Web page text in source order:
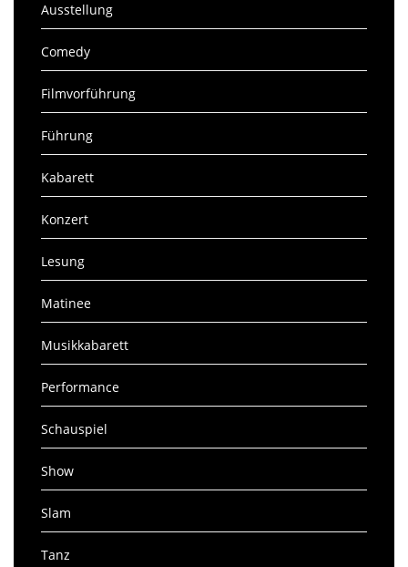
Ausstellung
Comedy
Filmvorführung
Führung
Kabarett
Konzert
Lesung
Matinee
Musikkabarett
Performance
Schauspiel
Show
Slam
Tanz